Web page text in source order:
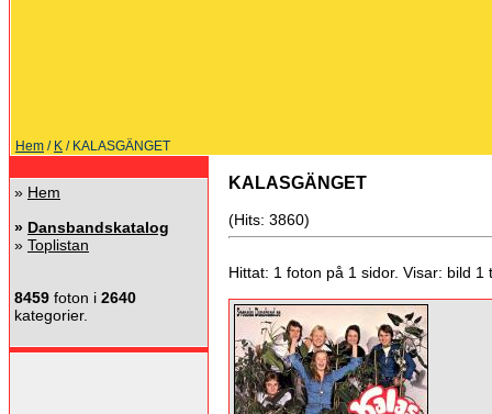
Hem / K / KALASGÄNGET
» Hem
» Dansbandskatalog
» Toplistan
8459 foton i 2640
kategorier.
KALASGÄNGET
(Hits: 3860)
Hittat: 1 foton på 1 sidor. Visar: bild 1